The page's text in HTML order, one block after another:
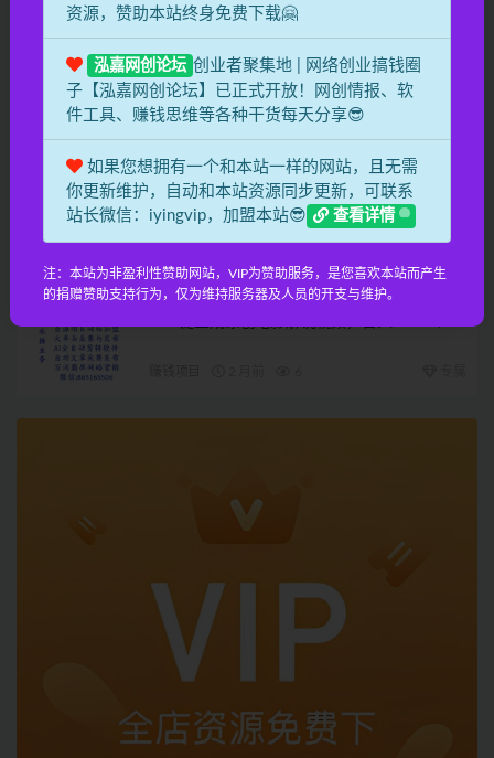
单，每天收益800+！
赚钱项目
AI工具写小说,一键生成120万字，躺着也能
赚钱项目 2 月前 10
小红书虚拟项目实战4.0，抓住平台规则调整，
赚钱项目 2 月前 5 专属
资源，赞助本站终身免费下载🤗
泓嘉网创论坛 创业者聚集地 | 网络创业搞钱圈
子【泓嘉网创论坛】已正式开放！网创情报、软
件工具、赚钱思维等各种干货每天分享😎
如果您想拥有一个和本站一样的网站，且无需
你更新维护，自动和本站资源同步更新，可联系
站长微信：iyingvip，加盟本站😎
查看详情
注：本站为非盈利性赞助网站，VIP为赞助服务，是您喜欢本站而产生
的捐赠赞助支持行为，仅为维持服务器及人员的开支与维护。